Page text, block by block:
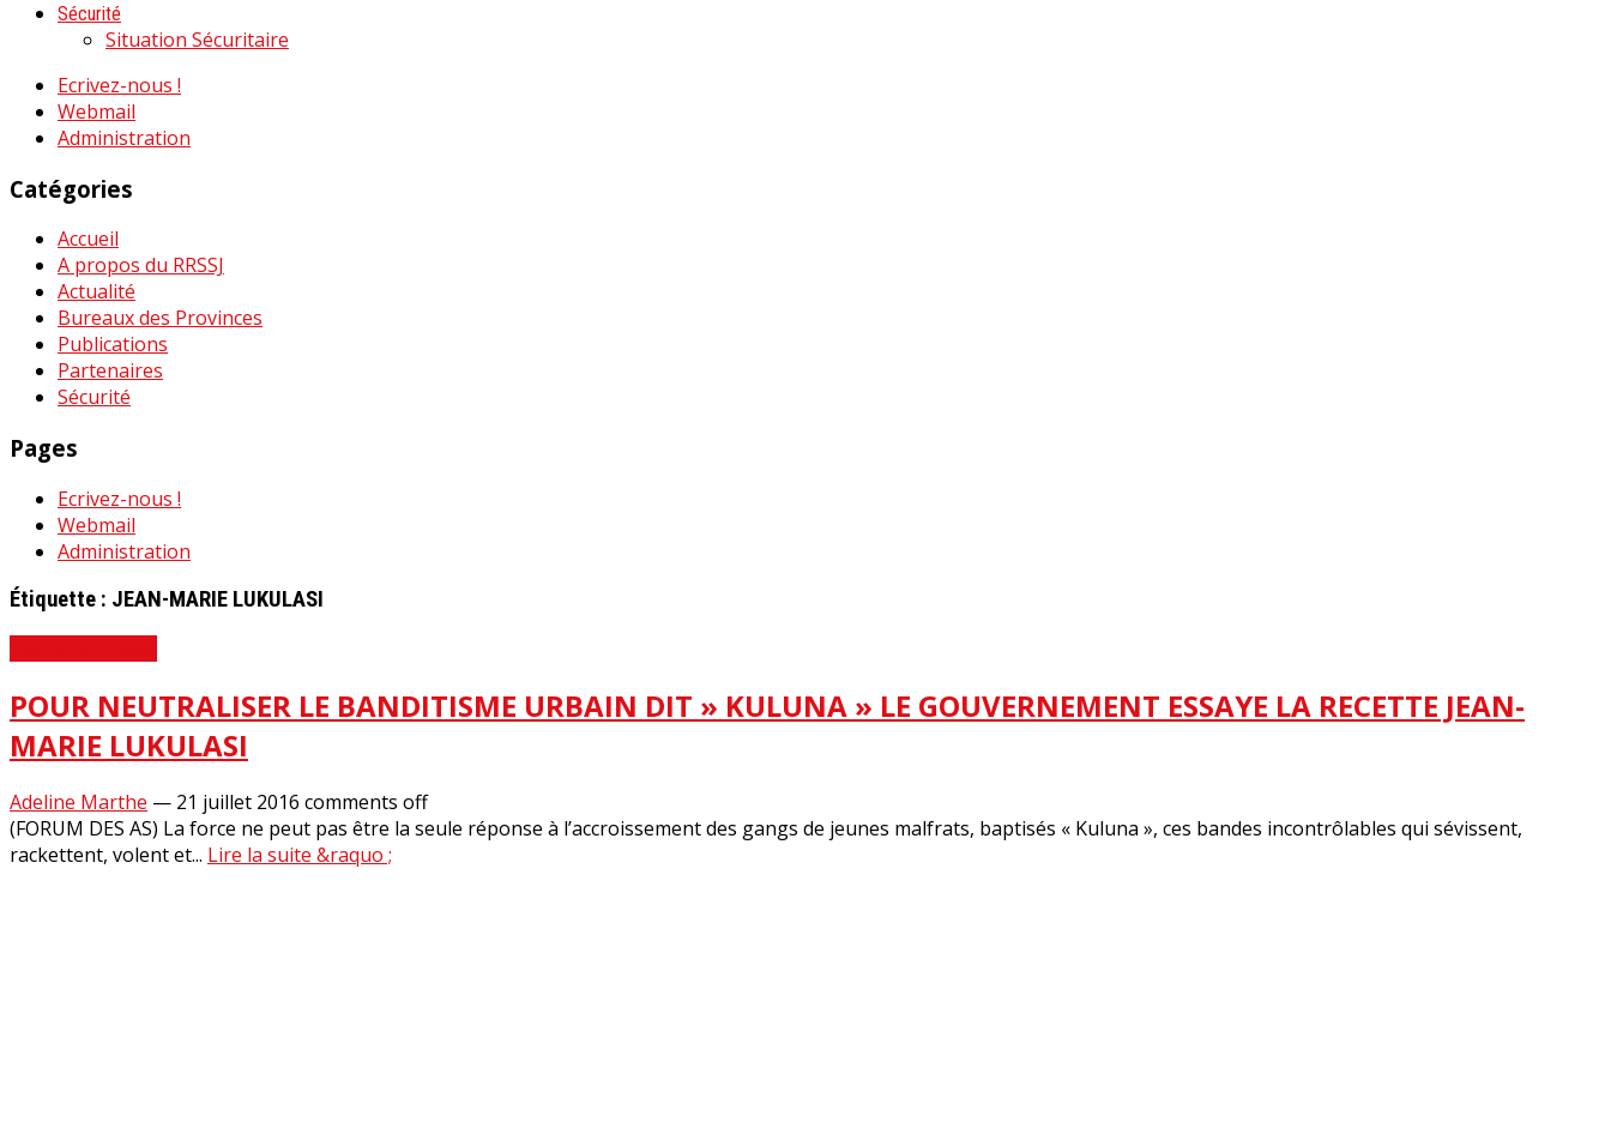
Sécurité
Situation Sécuritaire
Ecrivez-nous !
Webmail
Administration
Catégories
Accueil
A propos du RRSSJ
Actualité
Bureaux des Provinces
Publications
Partenaires
Sécurité
Pages
Ecrivez-nous !
Webmail
Administration
Étiquette : JEAN-MARIE LUKULASI
POUR NEUTRALISER LE BANDITISME URBAIN DIT » KULUNA » LE GOUVERNEMENT ESSAYE LA RECETTE JEAN-
MARIE LUKULASI
Adeline Marthe — 21 juillet 2016 comments off
(FORUM DES AS) La force ne peut pas être la seule réponse à l’accroissement des gangs de jeunes malfrats, baptisés « Kuluna », ces bandes incontrôlables qui sévissent,
rackettent, volent et... Lire la suite &raquo ;